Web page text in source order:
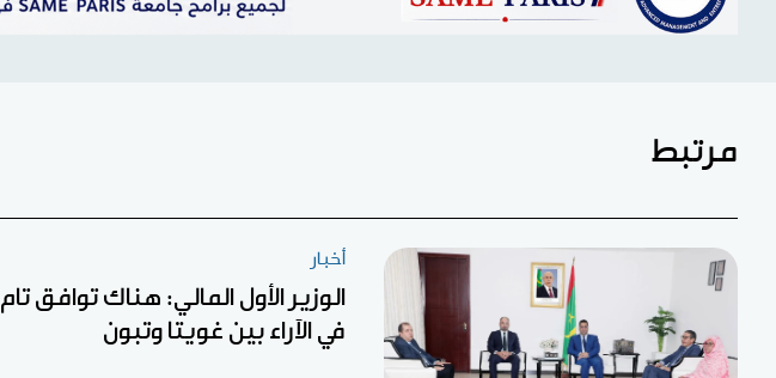
مرتبط
أخبار
الوزير الأول المالي: هناك توافق تام
في الآراء بين غويتا وتبون